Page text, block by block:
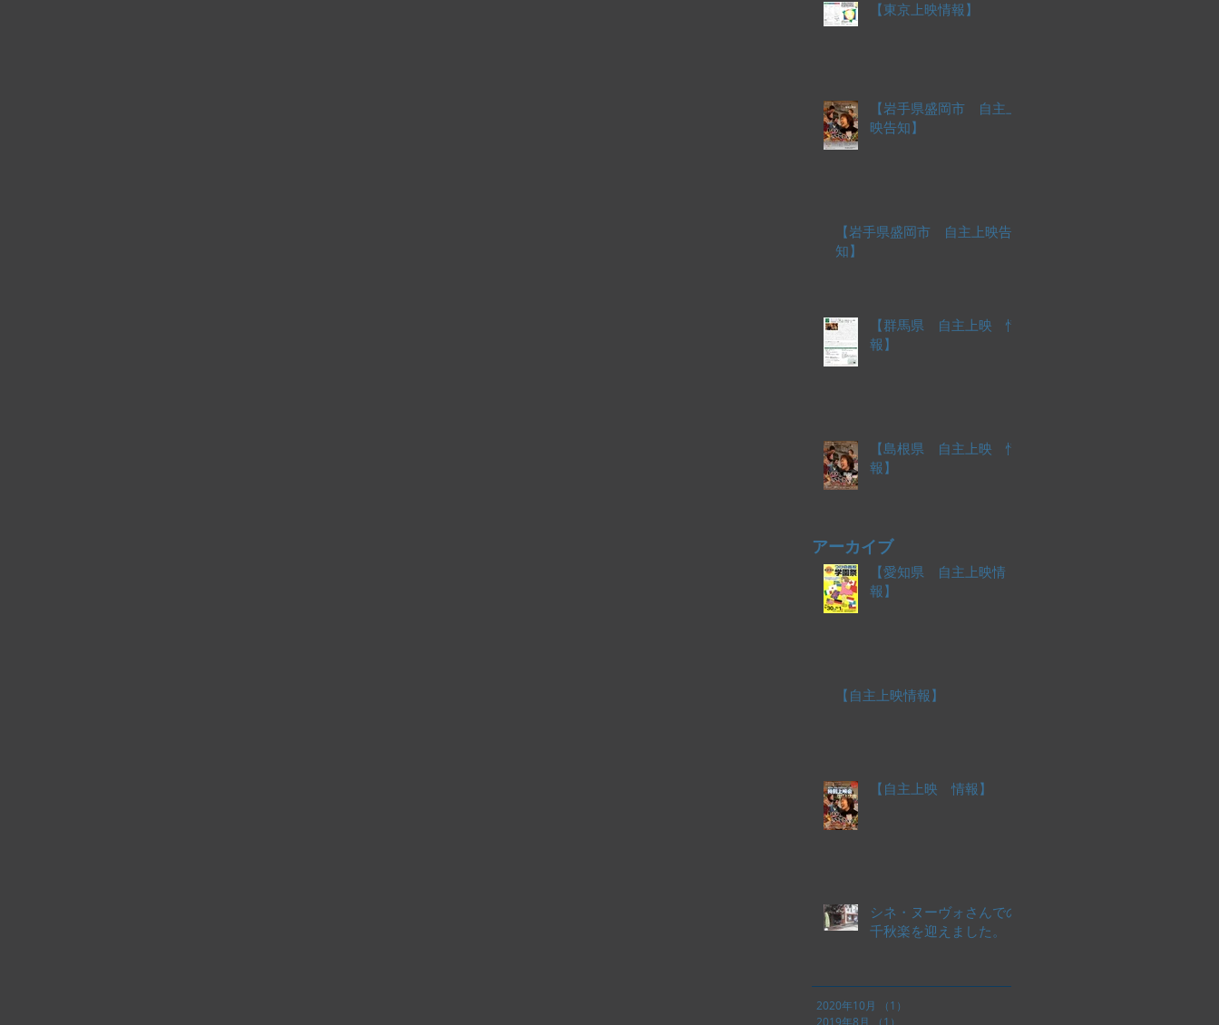
【東京上映情報】
【岩手県盛岡市 自主上
映告知】
【岩手県盛岡市 自主上映告
知】
【群馬県 自主上映 情
報】
【島根県 自主上映 情
報】
【愛知県 自主上映情
報】
【自主上映情報】
【自主上映 情報】
シネ・ヌーヴォさんでの
千秋楽を迎えました。
アーカイブ
2020年10月 （1）
2019年8月
（1）